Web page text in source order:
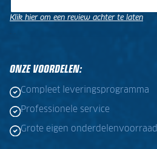
Klik hier om een review achter te laten
. .
ONZE VOORDELEN:
Compleet leveringsprogramma
Professionele service
Grote eigen onderdelenvoorraad